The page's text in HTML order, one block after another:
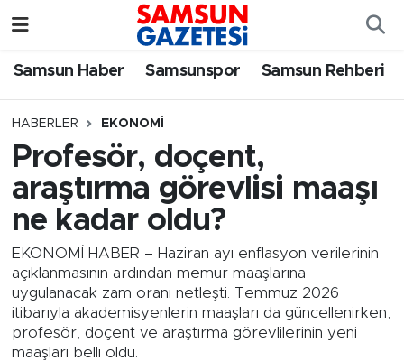
Samsun Haber Samsunspor Samsun Rehberi
HABERLER EKONOMI
Profesör, doçent,
araştırma görevlisi maaşı
ne kadar oldu?
EKONOMİ HABER – Haziran ayı enflasyon verilerinin
açıklanmasının ardından memur maaşlarına
uygulanacak zam oranı netleşti. Temmuz 2026
itibarıyla akademisyenlerin maaşları da güncellenirken,
profesör, doçent ve araştırma görevlilerinin yeni
maaşları belli oldu.
Samsun Haber
Samsun Rehberi
Resmi İlanlar
Samsun Nöbetçi Eczaneler
Samsun Hava Durumu
SAMSUN Namaz Vakitleri
Samsun Trafik Yoğunluk Haritası
Süper Lig Puan Durumu ve Fikstür
Tüm Manşetler
Son Dakika Haberleri